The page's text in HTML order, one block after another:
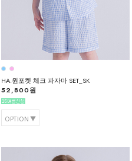
HA.원포켓 체크 파자마 SET_SK
52,800원
OPTION